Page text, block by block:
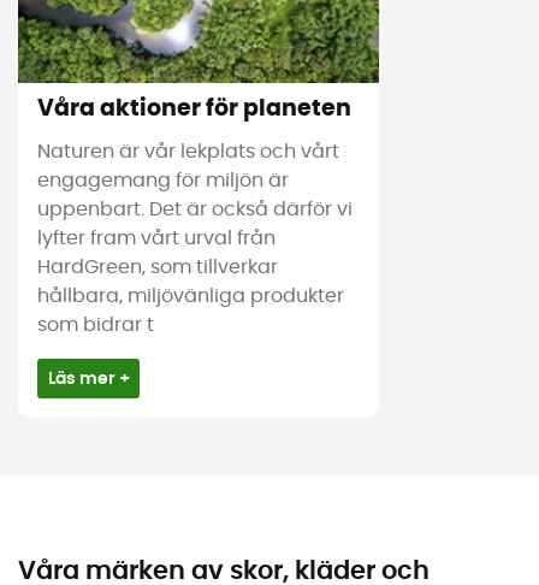
Våra aktioner för planeten
Naturen är vår lekplats och vårt
engagemang för miljön är
uppenbart. Det är också därför vi
lyfter fram vårt urval från
HardGreen, som tillverkar
hållbara, miljövänliga produkter
som bidrar t
Läs mer +
Våra märken av skor, kläder och